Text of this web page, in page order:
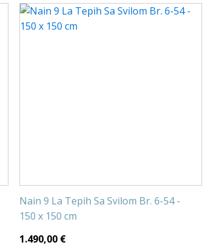
Nain 9 La Tepih Sa Svilom Br. 6-54 -
150 x 150 cm
1.490,00 €